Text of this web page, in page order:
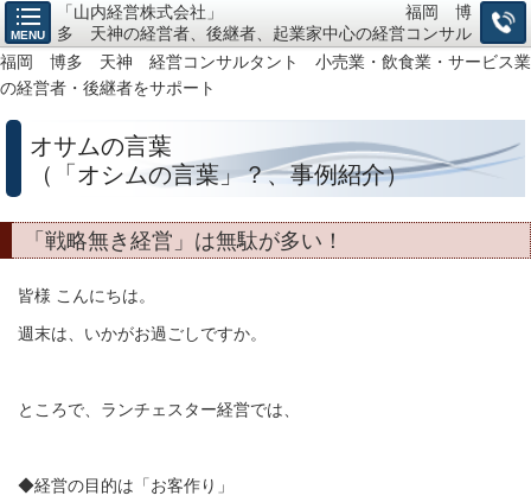
福岡 博多 天神 経営コンサルタント 小売業・飲食業・サービス業
の経営者・後継者をサポート
MENU
「山内経営株式会社」 福岡 博
多 天神の経営者、後継者、起業家中心の経営コンサル
タント、小売・飲食・サービス業の「経営戦略構築」か
ら「仕組作り」までお任せ下さい。
オサムの言葉
（「オシムの言葉」？、事例紹介）
「戦略無き経営」は無駄が多い！
皆様 こんにちは。
週末は、いかがお過ごしですか。
ところで、ランチェスター経営では、
◆経営の目的は「お客作り」